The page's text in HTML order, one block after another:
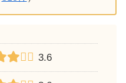
3.6